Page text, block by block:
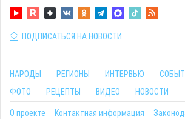
ПОДПИСАТЬСЯ НА НОВОСТИ
НАРОДЫ РЕГИОНЫ ИНТЕРВЬЮ
ФОТО
РЕЦЕПТЫ ВИДЕО НОВОСТИ
О проекте Контактная информация